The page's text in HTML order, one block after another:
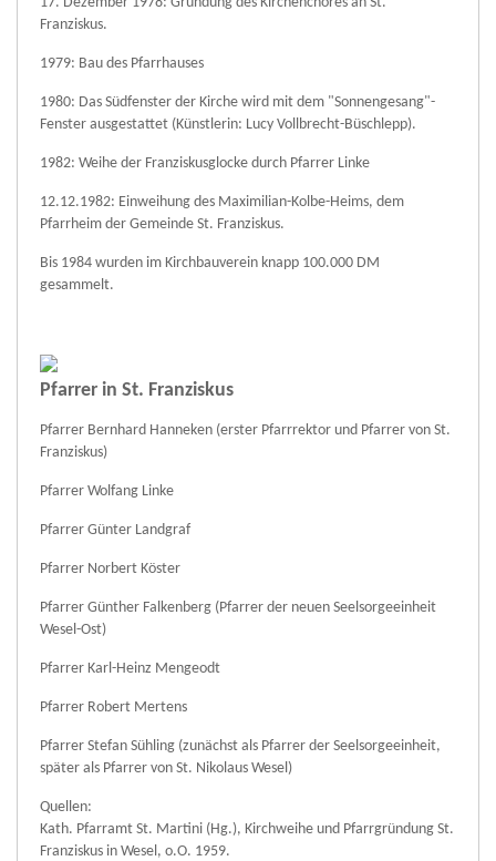
Franziskus.
1979: Bau des Pfarrhauses
1980: Das Südfenster der Kirche wird mit dem "Sonnengesang"-
Fenster ausgestattet (Künstlerin: Lucy Vollbrecht-Büschlepp).
1982: Weihe der Franziskusglocke durch Pfarrer Linke
12.12.1982: Einweihung des Maximilian-Kolbe-Heims, dem
Pfarrheim der Gemeinde St. Franziskus.
Bis 1984 wurden im Kirchbauverein knapp 100.000 DM
gesammelt.
Pfarrer in St. Franziskus
Pfarrer Bernhard Hanneken (erster Pfarrrektor und Pfarrer von St.
Franziskus)
Pfarrer Wolfang Linke
Pfarrer Günter Landgraf
Pfarrer Norbert Köster
Pfarrer Günther Falkenberg (Pfarrer der neuen Seelsorgeeinheit
Wesel-Ost)
Pfarrer Karl-Heinz Mengeodt
Pfarrer Robert Mertens
Pfarrer Stefan Sühling (zunächst als Pfarrer der Seelsorgeeinheit,
später als Pfarrer von St. Nikolaus Wesel)
Quellen:
Kath. Pfarramt St. Martini (Hg.), Kirchweihe und Pfarrgründung St.
Franziskus in Wesel, o.O. 1959.